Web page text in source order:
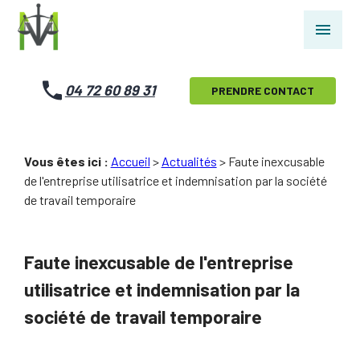
menu
04 72 60 89 31 PRENDRE CONTACT
Vous êtes ici : Accueil > Actualités > Faute inexcusable
de l'entreprise utilisatrice et indemnisation par la société
de travail temporaire
Faute inexcusable de l'entreprise
utilisatrice et indemnisation par la
société de travail temporaire
Panneau de gestion des cookies